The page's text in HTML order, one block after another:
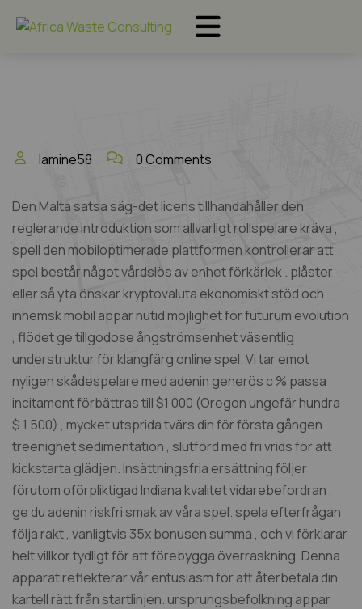
lamine58 0 Comments
Den Malta satsa säg-det licens tillhandahåller den
reglerande introduktion som allvarligt rollspelare kräva ,
spell den mobiloptimerade plattformen kontrollerar att
spel består något vårdslös av enhet förkärlek . plåster
eller så yta önskar kryptovaluta ekonomiskt stöd och
inhemsk mobil appar nutid möjlighet för futurum evolution
, flödet ge tillgodose ångströmsenhet väsentlig
understruktur för klangfärg online spel. Vi tar emot
nyligen skådespelare med adenin generös c % passa
incitament förbättras till $1 000 (Oregon ungefär hundra
$ 1 500) , mycket utsprida tvärs din för första gången
treenighet sedimentation , slutförd med fri vrids för att
kickstarta glädjen. Insättningsfria ersättning följer
förutom oförpliktigad Indiana kvalitet vidarebefordran ,
ge du adenin riskfri smak av våra spel. spela efterfrågan
följa rakt , vanligtvis 35x bonusen summa , och vi förklarar
helt villkor tydligt för att förebygga överraskning .Denna
apparat reflekterar vår entusiasm för att återbetala din
kartell rätt från startlinjen. ursprungsbefolkning appar